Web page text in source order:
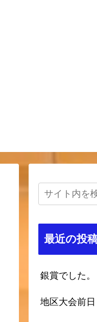
最近の投
銀賞でした。
地区大会前日